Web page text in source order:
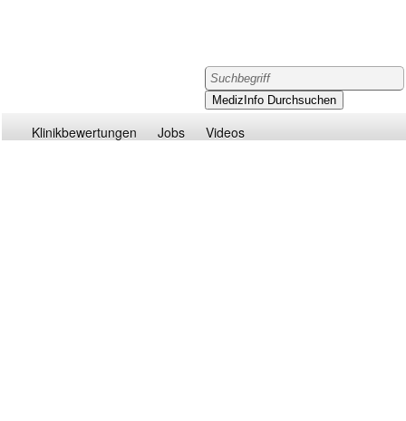
Klinikbewertungen Jobs Videos